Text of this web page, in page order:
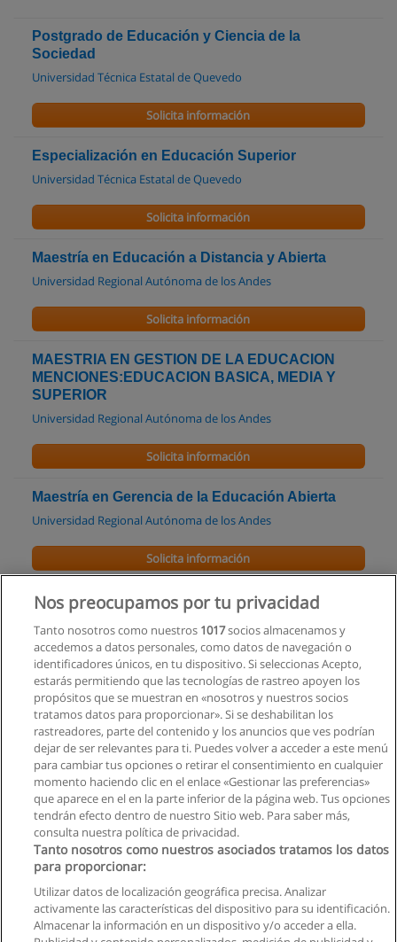
Postgrado de Educación y Ciencia de la
Sociedad
Universidad Técnica Estatal de Quevedo
Solicita información
Especialización en Educación Superior
Universidad Técnica Estatal de Quevedo
Solicita información
Maestría en Educación a Distancia y Abierta
Universidad Regional Autónoma de los Andes
Solicita información
MAESTRIA EN GESTION DE LA EDUCACION
MENCIONES:EDUCACION BASICA, MEDIA Y
SUPERIOR
Universidad Regional Autónoma de los Andes
Solicita información
Maestría en Gerencia de la Educación Abierta
Universidad Regional Autónoma de los Andes
Solicita información
Curso de Estadísticas II
Centro de Capacitación, Nivelación e Investigación Económica
EL DOCENTE 2020–CECNIEC.COM
Solicita información
Carrera Tecnología Superior en Educación Inicial
ITSQMET - Instituto Tecnológico Quito Metropolitano
Solicita información
Privacidad de datos
Nos preocupamos por tu privacidad
Tanto nosotros como nuestros 1017socios almacenamos y
accedemos a datos personales, como datos de navegación o
identificadores únicos, en tu dispositivo. Si seleccionas Acepto,
estarás permitiendo que las tecnologías de rastreo apoyen los
propósitos que se muestran en «nosotros y nuestros socios
tratamos datos para proporcionar». Si se deshabilitan los
rastreadores, parte del contenido y los anuncios que ves podrían
dejar de ser relevantes para ti. Puedes volver a acceder a este menú
para cambiar tus opciones o retirar el consentimiento en cualquier
momento haciendo clic en el enlace «Gestionar las preferencias»
que aparece en el en la parte inferior de la página web. Tus opciones
tendrán efecto dentro de nuestro Sitio web. Para saber más,
consulta nuestra política de privacidad.
Tanto nosotros como nuestros asociados tratamos los datos
para proporcionar:
Utilizar datos de localización geográfica precisa. Analizar
activamente las características del dispositivo para su identificación.
Almacenar la información en un dispositivo y/o acceder a ella.